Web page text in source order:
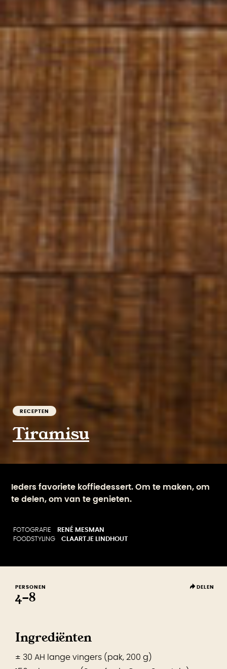
RECEPTEN
Tiramisu
Ieders favoriete koffiedessert. Om te maken, om
te delen, om van te genieten.
FOTOGRAFIE
RENÉ MESMAN
FOODSTYLING
CLAARTJE LINDHOUT
PERSONEN
4-8
DELEN
Ingrediënten
± 30 AH lange vingers (pak, 200 g)